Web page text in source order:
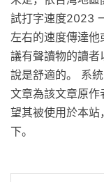
試打字速度2023
左右的速度傳達
議有聲讀物的讀者
說是舒適的。 系
文章為該文章原作
望其被使用於本
下。